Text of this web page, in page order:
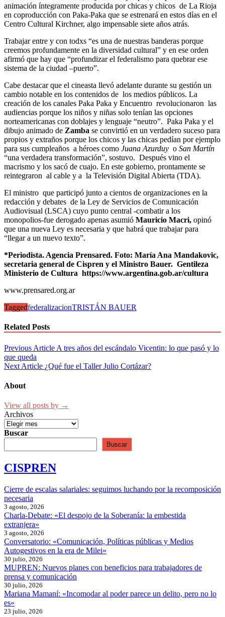
animación íntegramente producida por chicas y chicos de La Rioja
en coproducción con Paka-Paka que se estrenará en estos días en el
Centro Cultural Kirchner, algo impensable siete años atrás.
Trabajar entre y con todxs “es una de nuestras banderas porque
creemos profundamente en la diversidad cultural” y en ese orden
afirmó que hay que “profundizar el federalismo para quebrar ese
sistema de la ciudad –puerto”.
Cabe destacar que el cineasta llevó adelante durante su gestión un
cambio notable en los contenidos de los medios públicos. La
creación de los canales Paka Paka y Encuentro revolucionaron las
audiencias porque los niños y niñas solo tenían las opciones
norteamericanas con doblajes y lenguaje “neutro”. Paka Paka y el
dibujo animado de Zamba se convirtió en un verdadero suceso para
propios y extraños porque los chicos y las chicas pedían por ejemplo
para sus cumpleaños a héroes como Juana Azurduy o San Martín
“una verdadera transformación”, sostuvo. Después vino el
macrismo y los sacó de cuajo. En este gobierno, prontamente se
reintegraron al cable y a la Televisión Digital Abierta (TDA).
El ministro que participó junto a cientos de organizaciones en la
redacción y debates de la Ley de Servicios de Comunicación
Audiovisual (LSCA) cuyo punto central -combatir a los
monopolios-fue derogado apenas asumió Mauricio Macri, opinó
que una nueva Ley es necesaria y que habrá que trabajar para
“llegar a un nuevo texto”.
*Periodista. Agencia Prensared. Foto: María Ana Mandakovic,
secretaria general de Cispren y el Ministro Bauer. Gentileza
Ministerio de Cultura https://www.argentina.gob.ar/cultura
www.prensared.org.ar
TaggedfederalizacionTRISTÁN BAUER
Related Posts
Navegación
de
Previous Article A tres años del escándalo Vicentin: lo que pasó y lo
que queda
Next Article ¿Qué fue el Taller Julio Cortázar?
About
View all posts by →
Archivos
Buscar
Buscar
CISPREN
Cierre de escalas salariales: seguimos luchando por la recomposición
necesaria
3 agosto, 2026
Charla-Debate: «El despojo de la Soberanía: la embestida
extranjera»
3 agosto, 2026
Conversatorio: «Comunicación, Políticas públicas y Medios
Autogestivos en la era de Milei»
30 julio, 2026
MUPREN: Nuevos planes con beneficios para trabajadores de
prensa y comunicación
30 julio, 2026
Mariana Mamaní: «Incomodar al poder parece un delito, pero no lo
es»
23 julio, 2026